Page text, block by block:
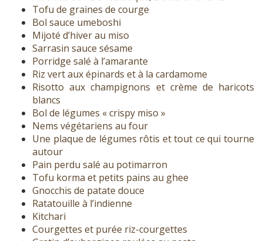
Tofu de graines de courge
Bol sauce umeboshi
Mijoté d’hiver au miso
Sarrasin sauce sésame
Porridge salé à l’amarante
Riz vert aux épinards et à la cardamome
Risotto aux champignons et crème de haricots
blancs
Bol de légumes « crispy miso »
Nems végétariens au four
Une plaque de légumes rôtis et tout ce qui tourne
autour
Pain perdu salé au potimarron
Tofu korma et petits pains au ghee
Gnocchis de patate douce
Ratatouille à l’indienne
Kitchari
Courgettes et purée riz-courgettes